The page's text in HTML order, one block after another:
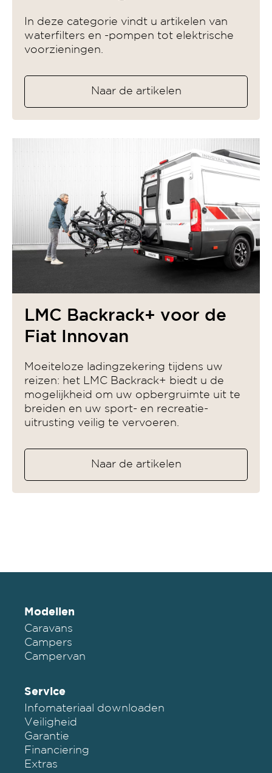
In deze categorie vindt u artikelen van
waterfilters en -pompen tot elektrische
voorzieningen.
Naar de artikelen
LMC Backrack+ voor de
Fiat Innovan
Moeiteloze ladingzekering tijdens uw
reizen: het LMC Backrack+ biedt u de
mogelijkheid om uw opbergruimte uit te
breiden en uw sport- en recreatie-
uitrusting veilig te vervoeren.
Naar de artikelen
Modellen
Caravans
Campers
Campervan
Service
Infomateriaal downloaden
Veiligheid
Garantie
Financiering
Extras